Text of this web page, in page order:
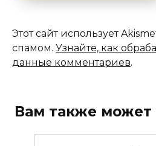
Этот сайт использует
спамом. Узнайте, как
данные комментариев.
Вам также может